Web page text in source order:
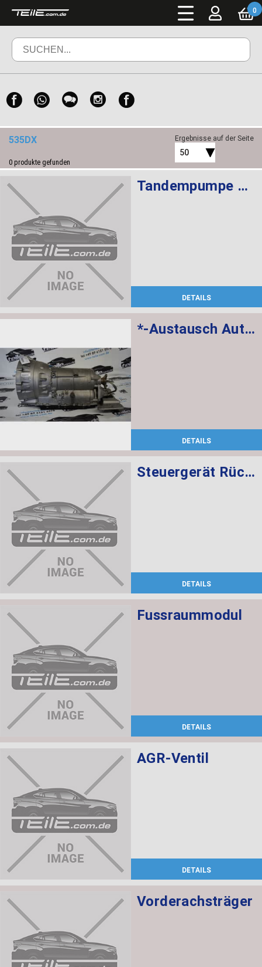
0
535DX
0 produkte gefunden
Ergebnisse auf der Seite
50
Tandempumpe LFR-440 LUK
DETAILS
*-Austausch Automatikgetriebe EH GA8HP70Z
DETAILS
Steuergerät Rückfahrkamera
DETAILS
Fussraummodul
DETAILS
AGR-Ventil
DETAILS
Vorderachsträger